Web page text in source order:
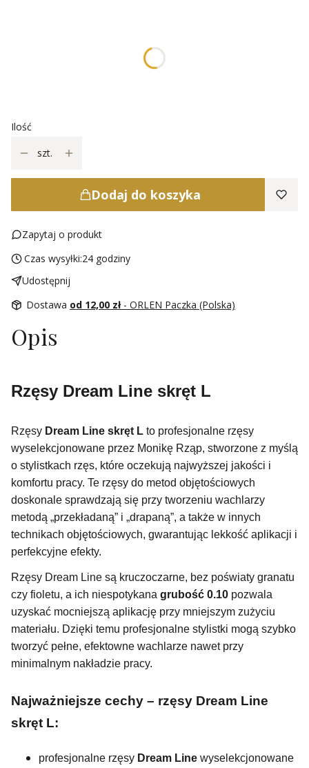
Ilość
szt.
Dodaj do koszyka
Zapytaj o produkt
Czas wysyłki:24 godziny
Udostępnij
Dostawa od 12,00 zł - ORLEN Paczka (Polska)
Opis
Rzęsy Dream Line skręt L
Rzęsy Dream Line skręt L to profesjonalne rzęsy
wyselekcjonowane przez Monikę Rząp, stworzone z myślą
o stylistkach rzęs, które oczekują najwyższej jakości i
komfortu pracy. Te rzęsy do metod objętościowych
doskonale sprawdzają się przy tworzeniu wachlarzy
metodą „przekładaną” i „drapaną”, a także w innych
technikach objętościowych, gwarantując lekkość aplikacji i
perfekcyjne efekty.
Rzęsy Dream Line są kruczoczarne, bez poświaty granatu
czy fioletu, a ich niespotykana grubość 0.10 pozwala
uzyskać mocniejszą aplikację przy mniejszym zużyciu
materiału. Dzięki temu profesjonalne stylistki mogą szybko
tworzyć pełne, efektowne wachlarze nawet przy
minimalnym nakładzie pracy.
Najważniejsze cechy – rzęsy Dream Line
skręt L:
profesjonalne rzęsy Dream Line wyselekcjonowane